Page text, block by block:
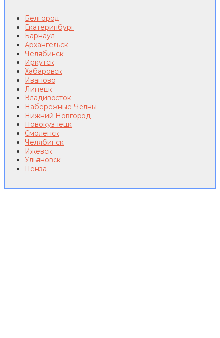
Белгород
Екатеринбург
Барнаул
Архангельск
Челябинск
Иркутск
Хабаровск
Иваново
Липецк
Владивосток
Набережные Челны
Нижний Новгород
Новокузнецк
Смоленск
Челябинск
Ижевск
Ульяновск
Пенза